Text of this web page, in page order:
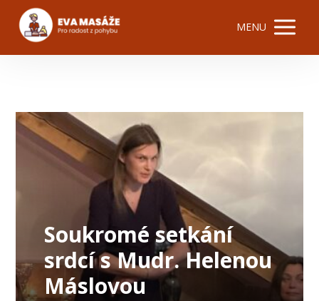
MENU
Soukromé setkání
srdcí s Mudr. Helenou
Máslovou